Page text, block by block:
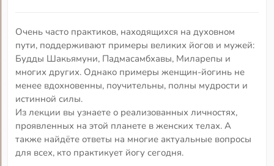
Очень часто практиков, находящихся на духовном
пути, поддерживают примеры великих йогов и мужей:
Будды Шакьямуни, Падмасамбхавы, Миларепы и
многих других. Однако примеры женщин-йогинь не
менее вдохновенны, поучительны, полны мудрости и
истинной силы.
Из лекции вы узнаете о реализованных личностях,
проявленных на этой планете в женских телах. А
также найдёте ответы на многие актуальные вопросы
для всех, кто практикует йогу сегодня.